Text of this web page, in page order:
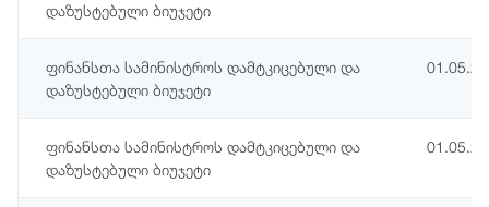
დაზუსტებული ბიუჯეტი
ფინანსთა სამინისტროს დამტკიცებული და
დაზუსტებული ბიუჯეტი
ფინანსთა სამინისტროს დამტკიცებული და
დაზუსტებული ბიუჯეტი